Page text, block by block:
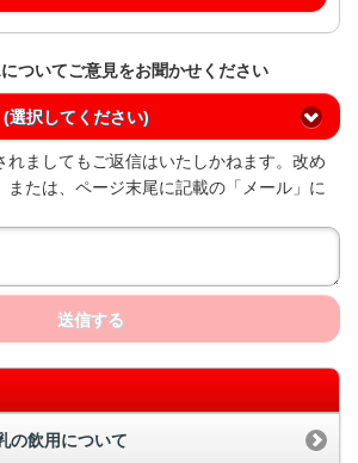
ついてご意見をお聞かせください
(選択してください)
れましてもご返信はいたしかねます。改め
または、ページ末尾に記載の「メール」に
送信する
の飲用について